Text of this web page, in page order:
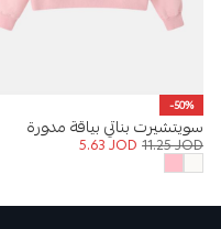
-50%
سويتشيرت بناتي بياقة مدورة
11.25JOD
5.63JOD